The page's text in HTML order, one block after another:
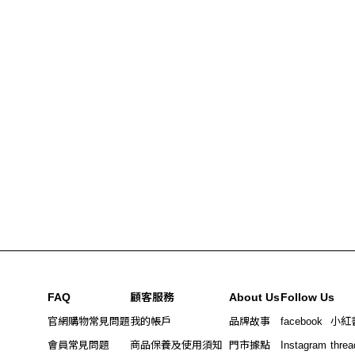
FAQ
官網購物常見問題
會員常見問題
顧客服務
我的帳戶
商品保養及使用須知
About Us
品牌故事
門市據點
Follow Us
facebook
Instagram
小紅